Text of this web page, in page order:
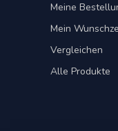
Meine
Mein
Vergleichen
Alle Produkte